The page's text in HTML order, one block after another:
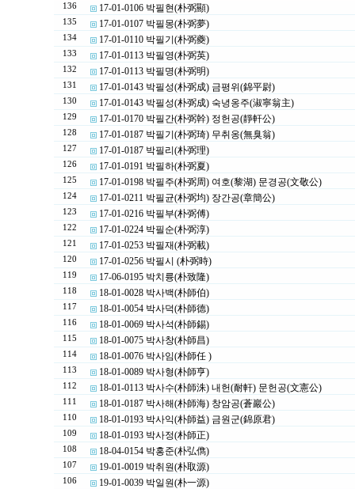
136 17-01-0106 박필현(朴弼顯)
135 17-01-0107 박필몽(朴弼夢)
134 17-01-0110 박필기(朴弼夔)
133 17-01-0113 박필영(朴弼英)
132 17-01-0113 박필명(朴弼明)
131 17-01-0143 박필성(朴弼成) 금평위(錦平尉)
130 17-01-0143 박필성(朴弼成) 숙녕옹주(淑寧翁主)
129 17-01-0170 박필간(朴弼幹) 정헌공(靜軒公)
128 17-01-0187 박필기(朴弼琦) 무취옹(無臭翁)
127 17-01-0187 박필리(朴弼理)
126 17-01-0191 박필하(朴弼夏)
125 17-01-0198 박필주(朴弼周) 여호(黎湖) 문경공(文敬公)
124 17-01-0211 박필균(朴弼均) 장간공(章簡公)
123 17-01-0216 박필부(朴弼傅)
122 17-01-0224 박필순(朴弼淳)
121 17-01-0253 박필재(朴弼載)
120 17-01-0256 박필시 (朴弼時)
119 17-06-0195 박치륭(朴致隆)
118 18-01-0028 박사백(朴師伯)
117 18-01-0054 박사덕(朴師德)
116 18-01-0069 박사석(朴師錫)
115 18-01-0075 박사창(朴師昌)
114 18-01-0076 박사임(朴師任 )
113 18-01-0089 박사형(朴師亨)
112 18-01-0113 박사수(朴師洙) 내헌(耐軒) 문헌공(文憲公)
111 18-01-0187 박사해(朴師海) 창암공(蒼巖公)
110 18-01-0193 박사익(朴師益) 금원군(錦原君)
109 18-01-0193 박사정(朴師正)
108 18-04-0154 박홍준(朴弘儁)
107 19-01-0019 박취원(朴取源)
106 19-01-0039 박일원(朴一源)